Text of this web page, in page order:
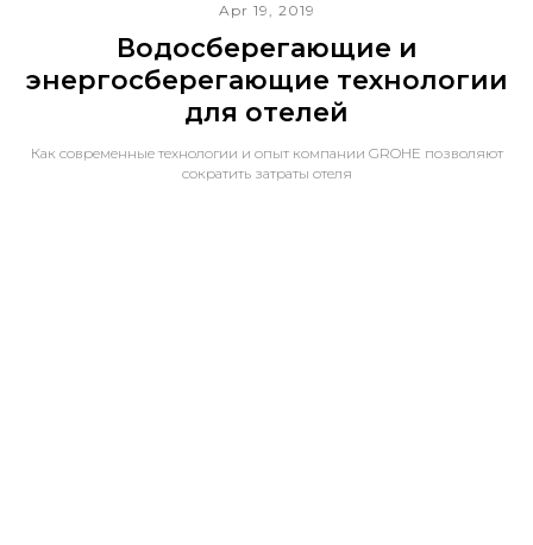
Apr 19, 2019
Водосберегающие и
энергосберегающие технологии
для отелей
Как современные технологии и опыт компании GROHE позволяют
сократить затраты отеля